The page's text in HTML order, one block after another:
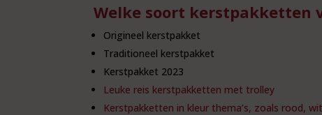
Welke soort kerstpakketten
Origineel kerstpakket
Traditioneel kerstpakket
Kerstpakket 2023
Leuke reis kerstpakketten met trolley
Kerstpakketten in kleur thema’s, zoals rood,